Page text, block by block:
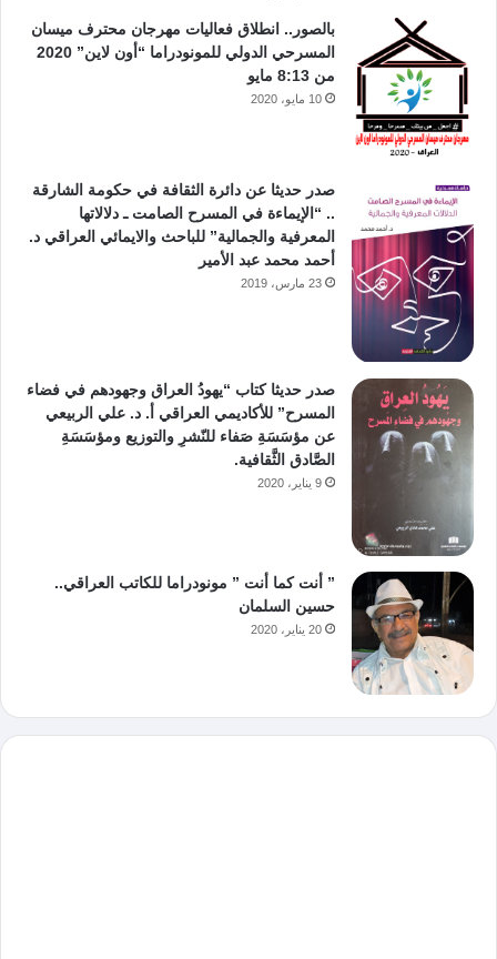
بالصور.. انطلاق فعاليات مهرجان محترف ميسان
المسرحي الدولي للمونودراما “أون لاين” 2020
من 8:13 مايو
10 مايو، 2020
صدر حديثا عن دائرة الثقافة في حكومة الشارقة
.. “الإيماءة في المسرح الصامت ـ دلالاتها
المعرفية والجمالية” للباحث والايمائي العراقي د.
أحمد محمد عبد الأمير
23 مارس، 2019
صدر حديثا كتاب “يهودُ العراق وجهودهم في فضاء
المسرح” للأكاديمي العراقي أ. د. علي الربيعي
عن مؤسَسَةِ صَفاء للنّشرِ والتوزيع ومؤسَسَةِ
الصَّادق الثَّقافية.
9 يناير، 2020
” أنت كما أنت ” مونودراما للكاتب العراقي..
حسين السلمان
20 يناير، 2020